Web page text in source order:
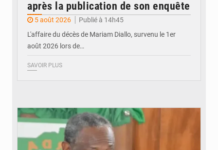
après la publication de son enquête
5 août 2026
Publié à 14h45
L'affaire du décès de Mariam Diallo, survenu le 1er
août 2026 lors de…
SAVOIR PLUS